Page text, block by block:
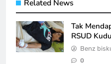
Related News
Tak
RSUD
Benz
0